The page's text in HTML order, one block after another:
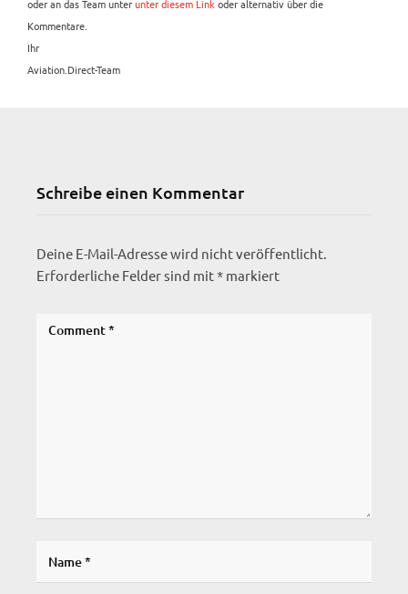
oder an das Team unterunter diesem Link oder alternativ über die
Kommentare.
Ihr
Aviation.Direct-Team
Schreibe einen Kommentar
Deine E-Mail-Adresse wird nicht veröffentlicht.
Erforderliche Felder sind mit* markiert